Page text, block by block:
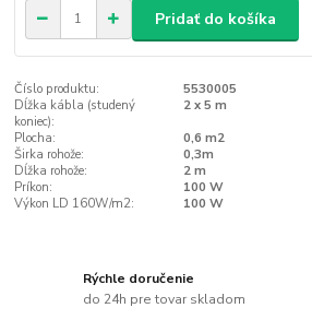
Pridať do košíka
Číslo produktu:
5530005
Dĺžka kábla (studený
koniec):
2 x 5 m
Plocha:
0,6 m2
Širka rohože:
0,3m
Dĺžka rohože:
2 m
Príkon:
100 W
Výkon LD 160W/m2:
100 W
Rýchle doručenie
do 24h pre tovar skladom